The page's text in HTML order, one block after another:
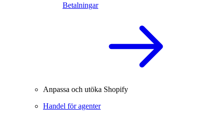
Betalningar
Anpassa och utöka Shopify
Handel för agenter